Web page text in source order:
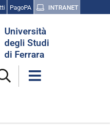
PagoPA INTRANET
Università
degli Studi
di Ferrara